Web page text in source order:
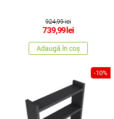
924,99 lei
739,99 lei
Adaugă în coș
-10%